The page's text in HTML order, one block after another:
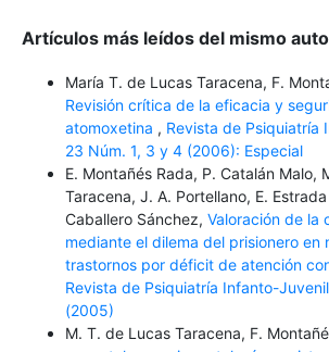
Artículos más leídos del mismo
María T. de Lucas Taracena, F.
Revisión crítica de la eficacia y
atomoxetina , Revista de Psiquiatría
23 Núm. 1, 3 y 4 (2006): Especial
E. Montañés Rada, P. Catalán Malo,
Taracena, J. A. Portellano, E. Estrada
Caballero Sánchez, Valoración de la
mediante el dilema del prisionero en
trastornos por déficit de atención
Revista de Psiquiatría Infanto-
(2005)
M. T. de Lucas Taracena, F.